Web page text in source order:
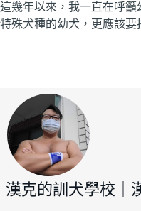
這幾年以來，我一直在呼
特殊犬種的幼犬，更應該
漢克的訓犬學校｜